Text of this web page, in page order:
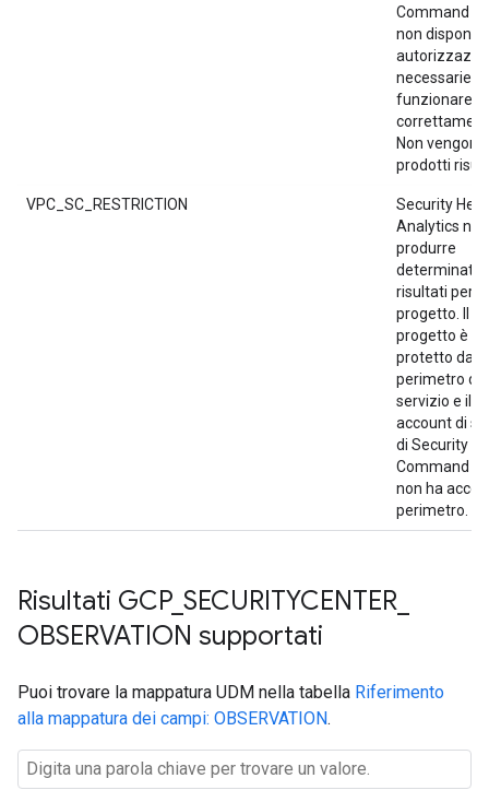
Command
non dispone
necessarie
funzionare
Non vengono
prodotti
VPC_SC_RESTRICTION
Security
Analytics
produrre
determinati
risultati per
progetto. Il
progetto è
protetto da
perimetro di
servizio e il
account di
di Security
Command
non ha
perimetro.
Risultati GCP_ SECURITYCENTER
OBSERVATION supportati
Puoi trovare la mappatura UDM nella tabella Riferimento
alla mappatura dei campi: OBSERVATION.